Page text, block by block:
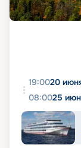
19:0020
08:0025